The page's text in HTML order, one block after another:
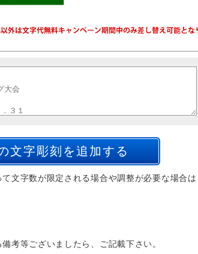
文字数が限定される場合や調整が必要な場合は
考等ございましたら、ご記載下さい。